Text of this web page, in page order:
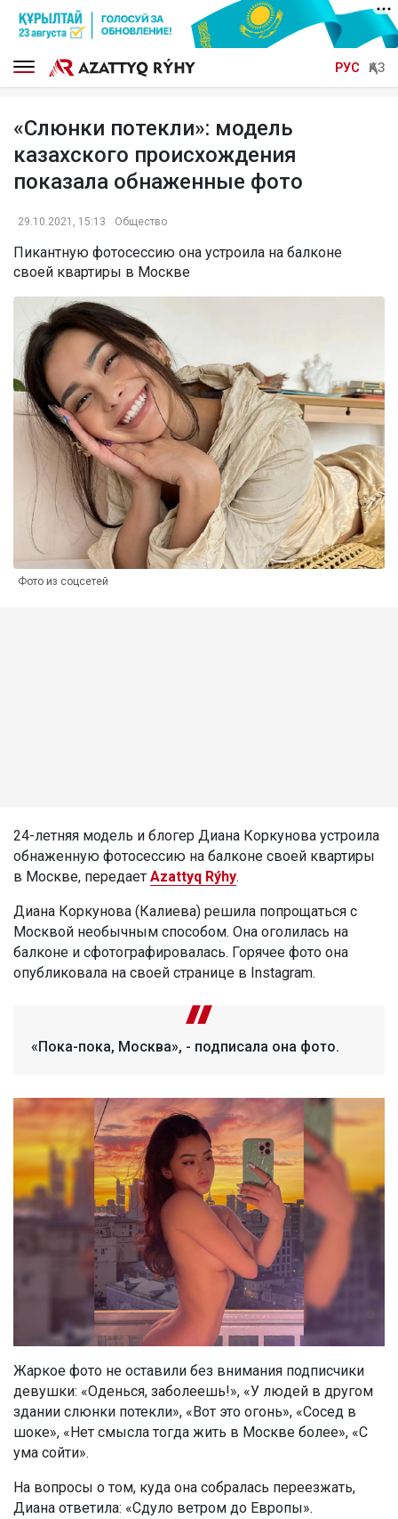
РУС ҚАЗ
«Слюнки потекли»: модель
казахского происхождения
показала обнаженные фото
29.10.2021, 15:13 Общество
Пикантную фотосессию она устроила на балконе
своей квартиры в Москве
Фото из соцсетей
24-летняя модель и блогер Диана Коркунова устроила
обнаженную фотосессию на балконе своей квартиры
в Москве, передает Azattyq Rýhy.
Диана Коркунова (Калиева) решила попрощаться с
Москвой необычным способом. Она оголилась на
балконе и сфотографировалась. Горячее фото она
опубликовала на своей странице в Instagram.
«Пока-пока, Москва», - подписала она фото.
Жаркое фото не оставили без внимания подписчики
девушки: «Оденься, заболеешь!», «У людей в другом
здании слюнки потекли», «Вот это огонь», «Сосед в
шоке», «Нет смысла тогда жить в Москве более», «С
ума сойти».
На вопросы о том, куда она собралась переезжать,
Диана ответила: «Сдуло ветром до Европы».